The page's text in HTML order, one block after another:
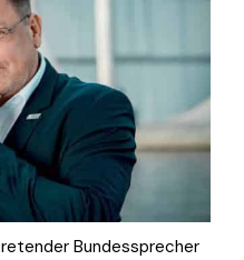
Bundessprecher